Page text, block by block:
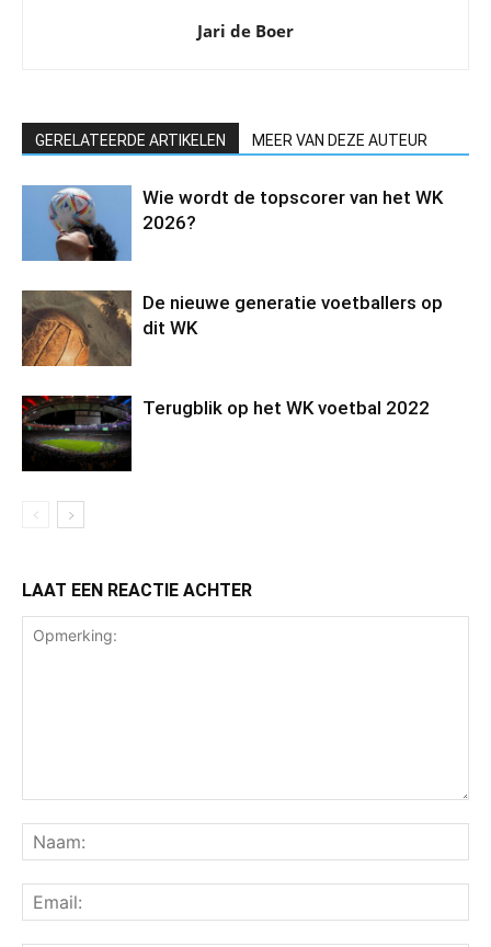
Jari de Boer
GERELATEERDE ARTIKELEN MEER VAN DEZE AUTEUR
Wie wordt de topscorer van het WK
2026?
De nieuwe generatie voetballers op
dit WK
Terugblik op het WK voetbal 2022
LAAT EEN REACTIE ACHTER